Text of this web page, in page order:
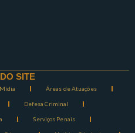
SITE
Mídia Áreas de Atuações
Defesa Criminal
Serviços Penais